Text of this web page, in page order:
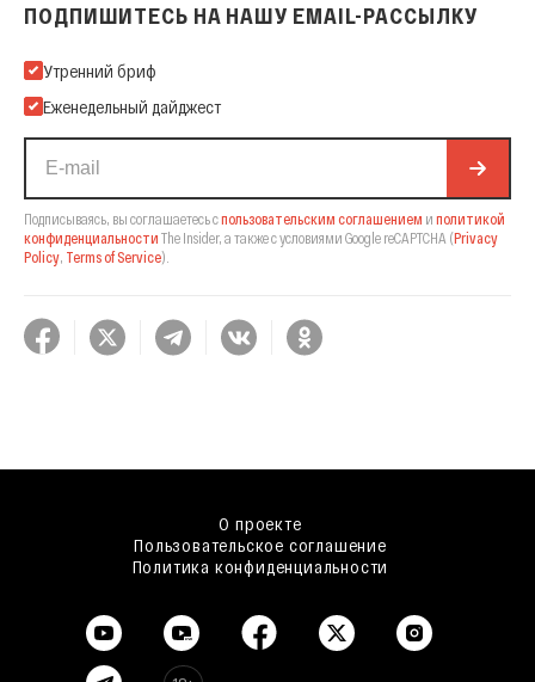
ПОДПИШИТЕСЬ НА НАШУ EMAIL-РАССЫЛКУ
Подпишитесь на нашу Email-рассылку
Утренний бриф
Еженедельный дайджест
Подписываясь, вы соглашаетесь спользовательским соглашением и политикой
конфиденциальности The Insider, а также с условиями Google reCAPTCHA (Privacy
Policy, Terms of Service).
О проекте
Пользовательское соглашение
Политика конфиденциальности